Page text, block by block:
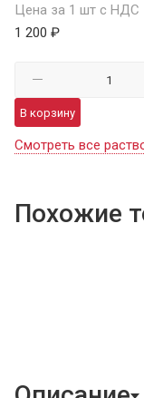
Цена за 1 шт с НДС
1 200 ₽
В корзину
Смотреть все
Похожие